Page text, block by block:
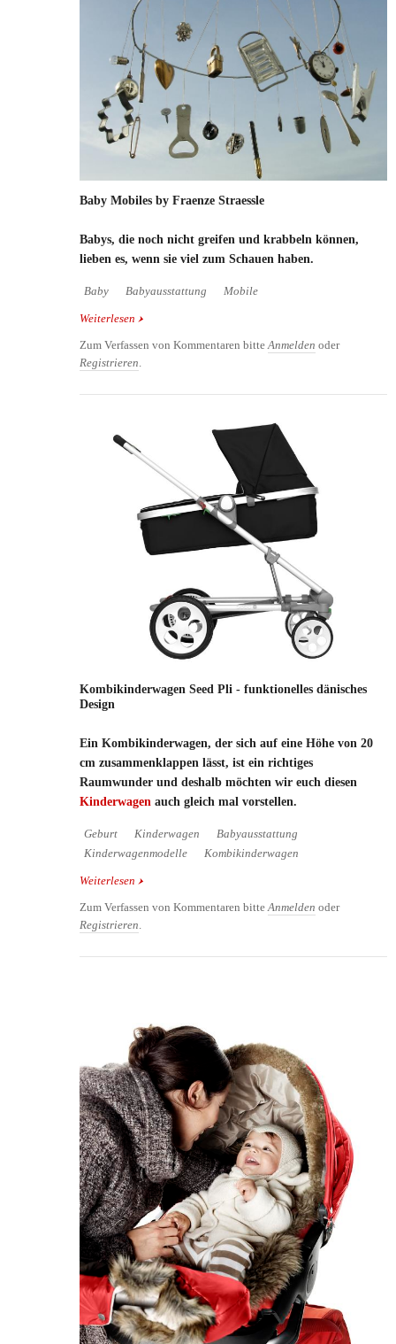
Baby Mobiles by Fraenze Straessle
Babys, die noch nicht greifen und krabbeln können,
lieben es, wenn sie viel zum Schauen haben.
Baby Babyausstattung Mobile
Weiterlesen über Baby Mobiles by Fraenze Straessle
Zum Verfassen von Kommentaren bitteAnmelden oder
Registrieren.
Kombikinderwagen Seed Pli - funktionelles dänisches
Design
Ein Kombikinderwagen, der sich auf eine Höhe von 20
cm zusammenklappen lässt, ist ein richtiges
Raumwunder und deshalb möchten wir euch diesen
Kinderwagen auch gleich mal vorstellen.
Geburt Kinderwagen
Babyausstattung
Kinderwagenmodelle
Kombikinderwagen
Weiterlesen über Kombikinderwagen Seed Pli - funktionelles
Zum Verfassen von Kommentaren bitte Anmelden oder
Registrieren